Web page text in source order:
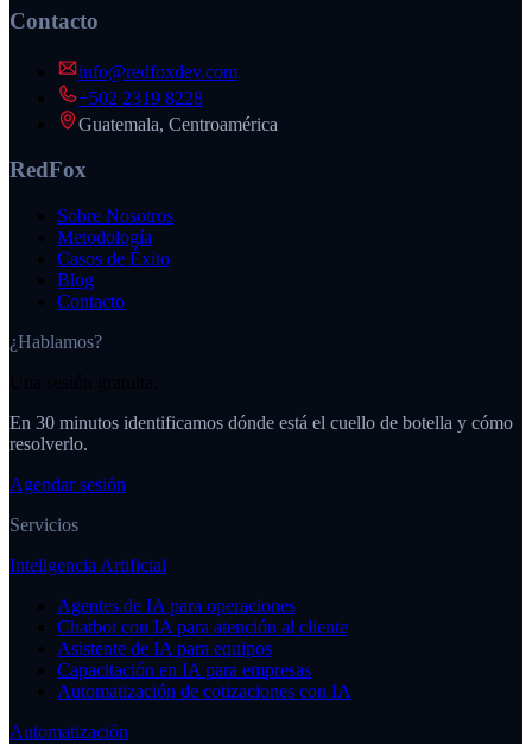
Contacto
info@redfoxdev.com
+502 2319 8228
Guatemala, Centroamérica
RedFox
Sobre Nosotros
Metodología
Casos de Éxito
Blog
Contacto
¿Hablamos?
En 30 minutos identificamos dónde está el cuello de botella y cómo
resolverlo.
Agendar sesión
Servicios
Inteligencia Artificial
Agentes de IA para operaciones
Chatbot con IA para atención al cliente
Asistente de IA para equipos
Capacitación en IA para empresas
Automatización de cotizaciones con IA
Automatización